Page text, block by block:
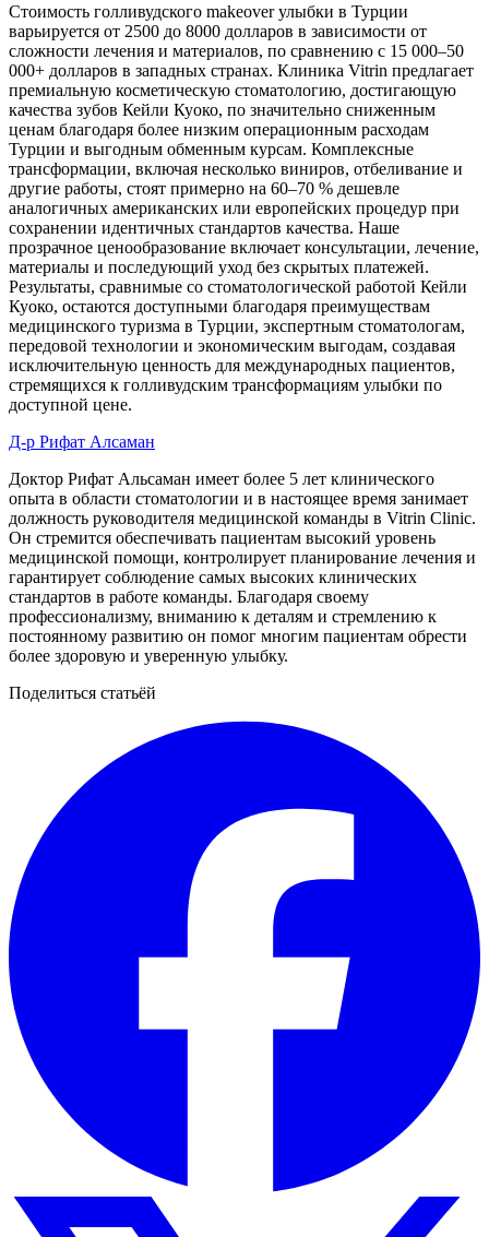
Стоимость голливудского makeover улыбки в Турции
варьируется от 2500 до 8000 долларов в зависимости от
сложности лечения и материалов, по сравнению с 15 000–50
000+ долларов в западных странах. Клиника Vitrin предлагает
премиальную косметическую стоматологию, достигающую
качества зубов Кейли Куоко, по значительно сниженным
ценам благодаря более низким операционным расходам
Турции и выгодным обменным курсам. Комплексные
трансформации, включая несколько виниров, отбеливание и
другие работы, стоят примерно на 60–70 % дешевле
аналогичных американских или европейских процедур при
сохранении идентичных стандартов качества. Наше
прозрачное ценообразование включает консультации, лечение,
материалы и последующий уход без скрытых платежей.
Результаты, сравнимые со стоматологической работой Кейли
Куоко, остаются доступными благодаря преимуществам
медицинского туризма в Турции, экспертным стоматологам,
передовой технологии и экономическим выгодам, создавая
исключительную ценность для международных пациентов,
стремящихся к голливудским трансформациям улыбки по
доступной цене.
Д-р Рифат Алсаман
Доктор Рифат Альсаман имеет более 5 лет клинического
опыта в области стоматологии и в настоящее время занимает
должность руководителя медицинской команды в Vitrin Clinic.
Он стремится обеспечивать пациентам высокий уровень
медицинской помощи, контролирует планирование лечения и
гарантирует соблюдение самых высоких клинических
стандартов в работе команды. Благодаря своему
профессионализму, вниманию к деталям и стремлению к
постоянному развитию он помог многим пациентам обрести
более здоровую и уверенную улыбку.
Поделиться статьёй